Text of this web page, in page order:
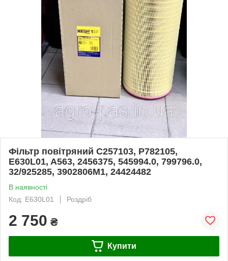
Фільтр повітряний C257103, P782105,
E630L01, A563, 2456375, 545994.0, 799796.0,
32/925285, 3902806M1, 24424482
В наявності
Код: E630L01
Роздріб
2 750 ₴
Купити